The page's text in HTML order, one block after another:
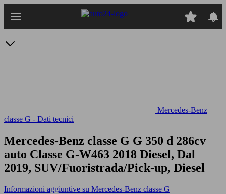
Mercedes-Benz
classe G - Dati tecnici
Mercedes-Benz classe G G 350 d 286cv
auto Classe G-W463 2018 Diesel, Dal
2019, SUV/Fuoristrada/Pick-up, Diesel
Informazioni aggiuntive su Mercedes-Benz classe G